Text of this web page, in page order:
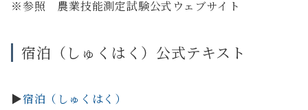
※参照 農業技能測定試験公式ウェブサイト
宿泊（しゅくはく）公式テキスト
▶宿泊（しゅくはく）